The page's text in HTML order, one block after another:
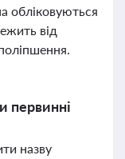
обліковуються
від
первинні
назву